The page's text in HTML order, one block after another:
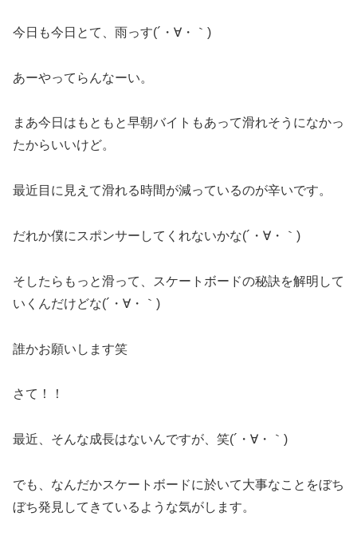
今日も今日とて、雨っす(´・∀・｀)
あーやってらんなーい。
まあ今日はもともと早朝バイトもあって滑れそうになかっ
たからいいけど。
最近目に見えて滑れる時間が減っているのが辛いです。
だれか僕にスポンサーしてくれないかな(´・∀・｀)
そしたらもっと滑って、スケートボードの秘訣を解明して
いくんだけどな(´・∀・｀)
誰かお願いします笑
さて！！
最近、そんな成長はないんですが、笑(´・∀・｀)
でも、なんだかスケートボードに於いて大事なことをぼち
ぼち発見してきているような気がします。